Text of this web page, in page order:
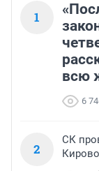
1
всю
6
2
СК